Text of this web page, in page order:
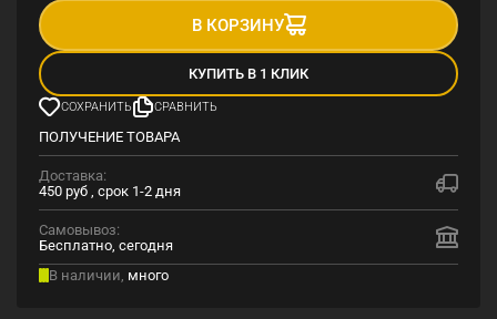
В КОРЗИНУ
КУПИТЬ В 1 КЛИК
СОХРАНИТЬ СРАВНИТЬ
ПОЛУЧЕНИЕ ТОВАРА
Доставка:
450 руб , срок 1-2 дня
Самовывоз:
Бесплатно, сегодня
В наличии, много